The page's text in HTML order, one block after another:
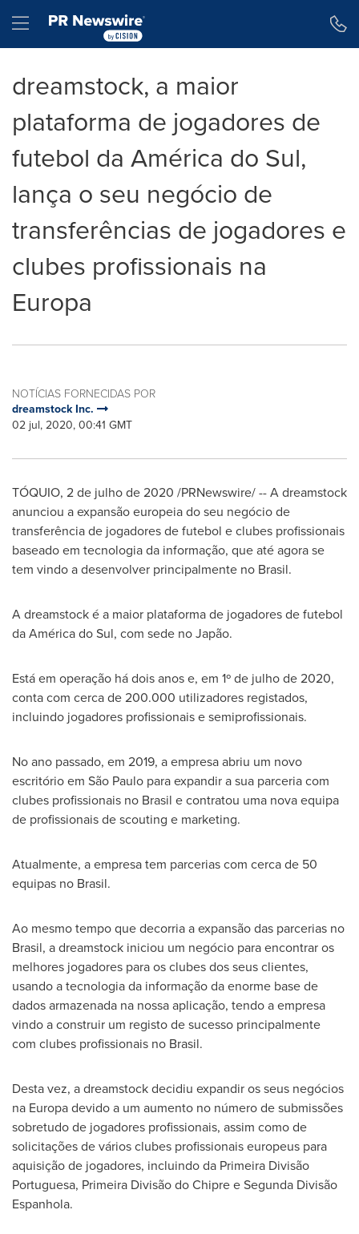
Hamburger menu
dreamstock, a maior
plataforma de jogadores de
futebol da América do Sul,
lança o seu negócio de
transferências de jogadores e
clubes profissionais na
Europa
NOTÍCIAS FORNECIDAS POR
dreamstock Inc.
02 jul, 2020, 00:41 GMT
TÓQUIO, 2 de julho de 2020 /PRNewswire/ -- A dreamstock
anunciou a expansão europeia do seu negócio de
transferência de jogadores de futebol e clubes profissionais
baseado em tecnologia da informação, que até agora se
tem vindo a desenvolver principalmente no Brasil.
A dreamstock é a maior plataforma de jogadores de futebol
da América do Sul, com sede no Japão.
Está em operação há dois anos e, em 1º de julho de 2020,
conta com cerca de 200.000 utilizadores registados,
incluindo jogadores profissionais e semiprofissionais.
No ano passado, em 2019, a empresa abriu um novo
escritório em São Paulo para expandir a sua parceria com
clubes profissionais no Brasil e contratou uma nova equipa
de profissionais de scouting e marketing.
Atualmente, a empresa tem parcerias com cerca de 50
equipas no Brasil.
Ao mesmo tempo que decorria a expansão das parcerias no
Brasil, a dreamstock iniciou um negócio para encontrar os
melhores jogadores para os clubes dos seus clientes,
usando a tecnologia da informação da enorme base de
dados armazenada na nossa aplicação, tendo a empresa
vindo a construir um registo de sucesso principalmente
com clubes profissionais no Brasil.
Desta vez, a dreamstock decidiu expandir os seus negócios
na Europa devido a um aumento no número de submissões
sobretudo de jogadores profissionais, assim como de
solicitações de vários clubes profissionais europeus para
aquisição de jogadores, incluindo da Primeira Divisão
Portuguesa, Primeira Divisão do Chipre e Segunda Divisão
Espanhola.